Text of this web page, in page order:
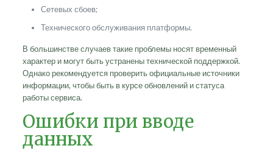
Сетевых сбоев;
Технического обслуживания платформы.
В большинстве случаев такие проблемы носят временный
характер и могут быть устранены технической поддержкой.
Однако рекомендуется проверить официальные источники
информации, чтобы быть в курсе обновлений и статуса
работы сервиса.
Ошибки при вводе
данных